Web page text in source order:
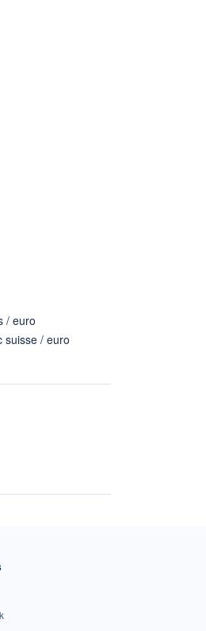
/ euro
suisse / euro